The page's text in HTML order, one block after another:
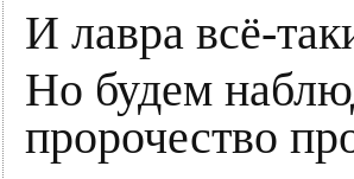
И лавра всё-
Но будем
пророчество